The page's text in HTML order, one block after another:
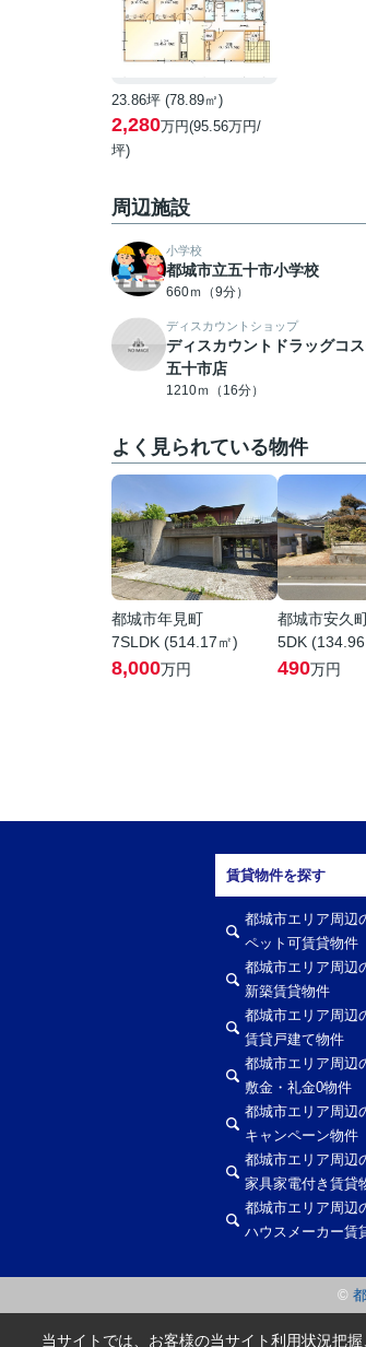
23.86坪 (78.89㎡)
2,280万円(95.56万円/
坪)
周辺施設
小学校
都城市立五十市小学校
660ｍ（9分）
ディスカウントショップ
ディスカウントドラッグコ
五十市店
1210ｍ（16分）
よく見られている物件
都城市年見町
7SLDK (514.17㎡)
8,000万円
都城市安久
5DK
490万円
賃貸物件を探す
都城市エリア周辺
ペット可賃貸物件
都城市エリア周辺
新築賃貸物件
都城市エリア周辺
賃貸戸建て物件
都城市エリア周辺
敷金・礼金0物件
都城市エリア周辺
キャンペーン物件
都城市エリア周辺
家具家電付き賃貸
都城市エリア周辺
ハウスメーカー賃
©
当サイトでは、お客様の当サイト利用状況把